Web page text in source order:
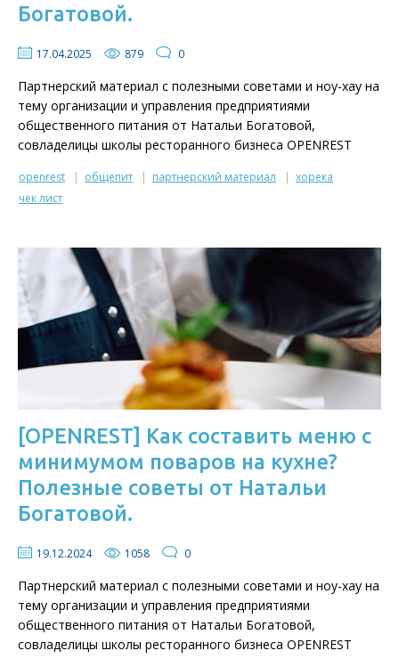
Богатовой.
17.04.2025 879 0
Партнерский материал с полезными советами и ноу-хау на
тему организации и управления предприятиями
общественного питания от Натальи Богатовой,
совладелицы школы ресторанного бизнеса OPENREST
openrest общепит партнерский материал
хорека
чек лист
[OPENREST] Как составить меню с
минимумом поваров на кухне?
Полезные советы от Натальи
Богатовой.
19.12.2024 1058 0
Партнерский материал с полезными советами и ноу-хау на
тему организации и управления предприятиями
общественного питания от Натальи Богатовой,
совладелицы школы ресторанного бизнеса OPENREST